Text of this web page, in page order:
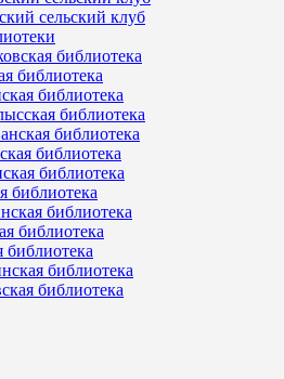
сельский клуб
библиотека
библиотека
библиотека
библиотека
библиотека
библиотека
библиотека
библиотека
библиотека
библиотека
библиотека
библиотека
библиотека